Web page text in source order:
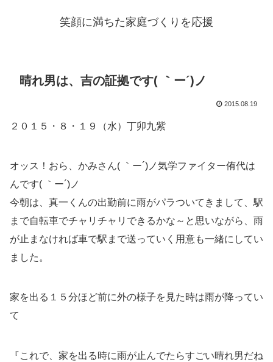
笑顔に満ちた家庭づくりを応援
晴れ男は、吉の証拠です( ｀ー´)ノ
2015.08.19
２０１５・８・１９（水）丁卯九紫
オッス！おら、かみさん( ｀ー´)ノ気学ファイター侑代は
んです( ｀ー´)ノ
今朝は、真一くんの出勤前に雨がパラついてきまして、駅
まで自転車でチャリチャリできるかな～と思いながら、雨
が止まなければ車で駅まで送っていく用意も一緒にしてい
ました。
家を出る１５分ほど前に外の様子を見た時は雨が降ってい
て
『これで、家を出る時に雨が止んでたらすごい晴れ男だね